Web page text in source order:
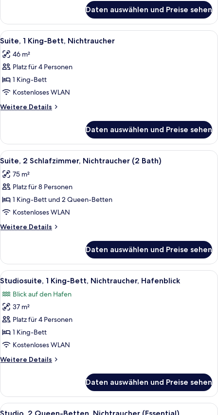
1 King-
Bett,
Nichtraucher
Daten auswählen und Preise sehen
Alle
Fotos
für
Suite,
1 King-
Bett,
Nichtraucher
anzeigen
Ein ordentlich bezogenes Bett mit
7
Suite, 1 King-Bett, Nichtraucher
46 m²
Platz für 4 Personen
1 King-Bett
Kostenloses WLAN
Weitere Details
Weitere
1 King-
Bett,
Nichtraucher
Daten auswählen und Preise sehen
Alle
Fotos
für
Suite,
2 Schlafzimmer,
Nichtraucher
(2
Bath)
Ein ordentlich bezogenes Bett mit
8
Suite, 2 Schlafzimmer, Nichtraucher (2 Bath)
75 m²
Platz für 8 Personen
1 King-Bett und 2 Queen-Betten
Kostenloses WLAN
Weitere Details
Weitere
2 Schlafzimmer,
Nichtraucher
(2
Daten auswählen und Preise sehen
Alle
Fotos
für
Studiosuite,
1 King-
Bett,
Nichtraucher,
anzeigen
Ein ordentlich bezogenes Bett mit
9
Studiosuite, 1 King-Bett, Nichtraucher, Hafenblick
Blick auf den Hafen
37 m²
Platz für 4 Personen
1 King-Bett
Kostenloses WLAN
Weitere Details
Weitere
1 King-
Bett,
Nichtraucher,
Daten auswählen und Preise sehen
Alle
Ein Hotelzimmer mit zwei Betten,
6